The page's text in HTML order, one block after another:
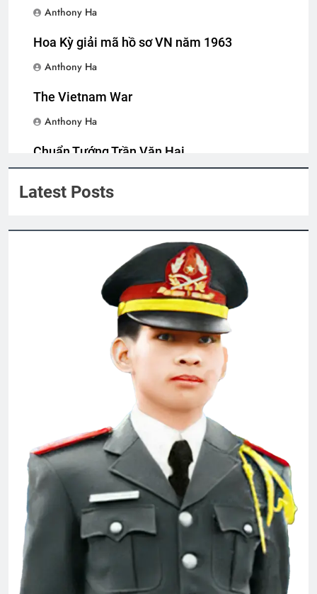
CHÚ CHUỘT TRONG TÙ (Lưu Hiểu Ba)
Lữ Đoàn 3 Nhảy Dù VNCH
NÉT ĐẸP PHỤ NỮ VIỆT NAM
3 Years Ago
Huy hiệu và phù hiệu animation
3 Months Ago
TÓC CHẤM LƯNG, TUỔI MỚI MƯỜI
3 Years Ago
Lời Chúa
3 Years Ago
MÙA XUÂN (William Blake)
Anthony Ha
Hoa Kỳ giải mã hồ sơ VN năm 1963
Anthony Ha
The Vietnam War
Anthony Ha
Chuẩn Tướng Trần Văn Hai
Latest Posts